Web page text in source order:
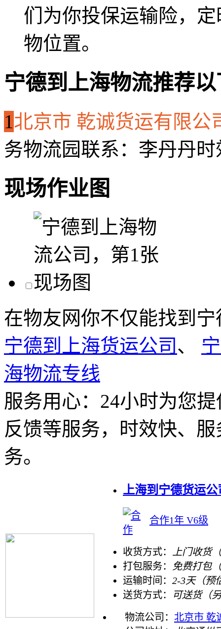
们为你投保运输险，
物位置。
宁德到上海物流推荐
1北京市 乾诚货运有限公
务物流园联系：李丹丹
现场作业图
在物友网你不仅能找到
宁德到上海货运公司 、
海物流专线
服务用心： 24小时为您
反馈等服务，时效快、
务。
上海到宁德货运
合作1年 V6级
收货方式：
上门收货
打包服务：
免费打包
运输时间： 2-3天（预
送货方式：
可送货（
物流公司： 北京市 乾